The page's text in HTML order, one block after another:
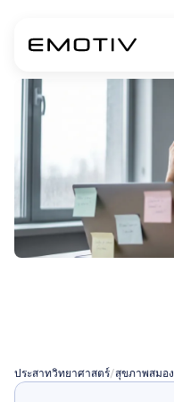
ประสาทวิทยาศาสตร์/สุขภาพสมอง